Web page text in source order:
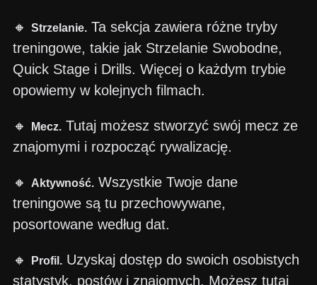
🔸 Strzelanie.Ta sekcja zawiera różne tryby
treningowe, takie jak Strzelanie Swobodne,
Quick Stage i Drills. Więcej o każdym trybie
opowiemy w kolejnych filmach.
🔸 Mecz.Tutaj możesz stworzyć swój mecz ze
znajomymi i rozpocząć rywalizację.
🔸 Aktywność.Wszystkie Twoje dane
treningowe są tu przechowywane,
posortowane według dat.
🔸 Profil.Uzyskaj dostęp do swoich osobistych
statystyk, postów i znajomych. Możesz tutaj